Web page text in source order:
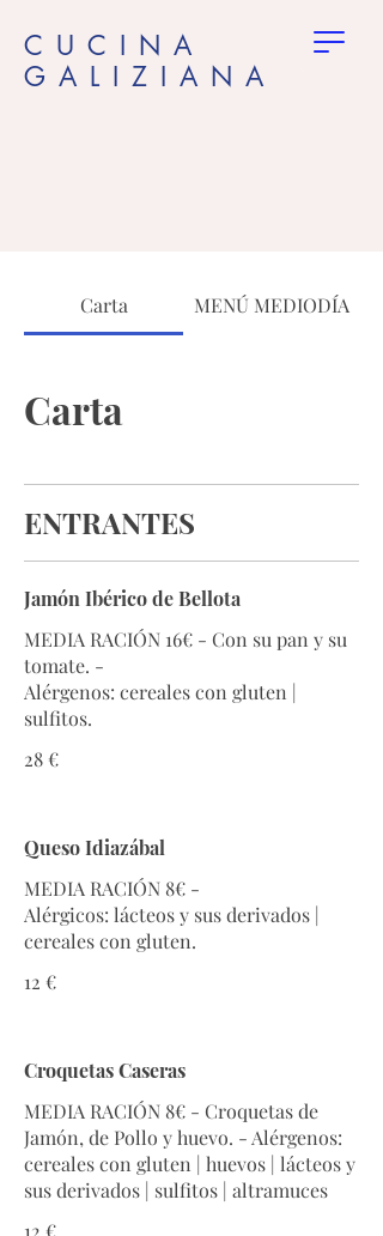
CUCINA
GALIZIANA
Carta MENÚ MEDIODÍA
Carta
ENTRANTES
Jamón Ibérico de Bellota
MEDIA RACIÓN 16€ - Con su pan y su
tomate. -
Alérgenos: cereales con gluten |
28 €
Queso Idiazábal
MEDIA RACIÓN 8€ -
Alérgicos: lácteos y sus derivados |
12 €
Croquetas Caseras
MEDIA RACIÓN 8€ - Croquetas de
Jamón, de Pollo y huevo. - Alérgenos:
cereales con gluten | huevos | lácteos y
sus derivados | sulfitos | altramuces
12 €